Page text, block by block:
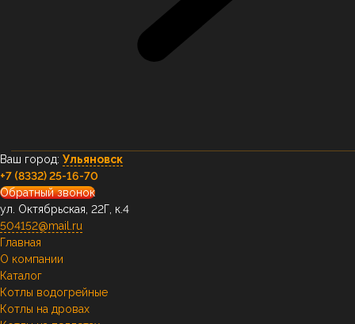
Ваш город: Ульяновск
+7 (8332) 25-16-70
Обратный звонок
ул. Октябрьская, 22Г, к.4
504152@mail.ru
Главная
О компании
Каталог
Котлы водогрейные
Котлы на дровах